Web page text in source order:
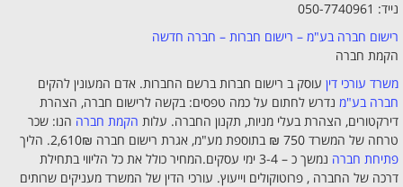
נייד: 050-7740961
רישום חברה בע"מ – רישום חברות – חברה חדשה
הקמת חברה
משרד עורכי דין עוסק ב רישום חברות ברשם החברות. אדם המעונין להקים
חברה בע"מ נדרש לחתום על כמה טפסים: בקשה לרישום חברה, הצהרת
דירקטורים, הצהרת בעלי מניות, תקנון החברה. עלות הקמת חברה הנו: שכר
טרחה של המשרד 750 ₪ בתוספת מע"מ, אגרת רישום חברה 2,610₪. הליך
פתיחת חברה
נמשך כ – 3-4 ימי עסקים.המחיר כולל את כל הליווי בתחילת
דרכה של החברה , פרוטוקולים וייעוץ. עורכי הדין של המשרד מעניקים שרותים